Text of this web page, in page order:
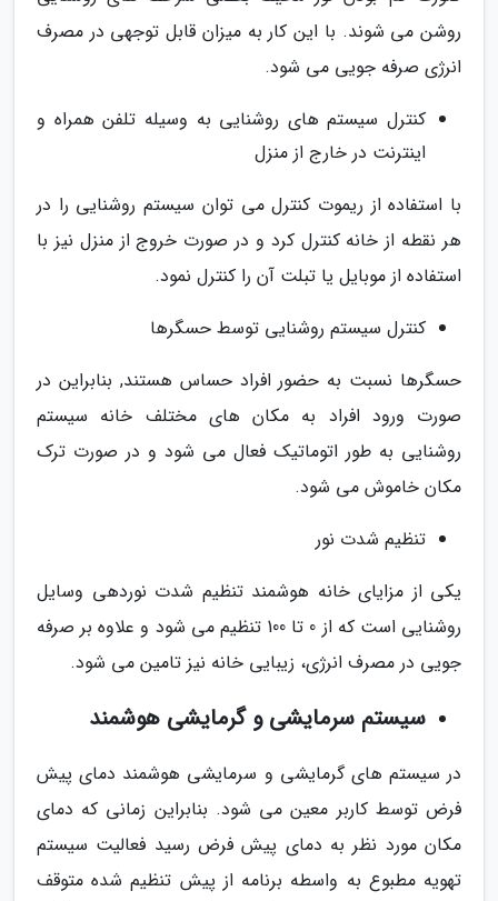
روشن می شوند. با این کار به میزان قابل توجهی در مصرف
انرژی صرفه جویی می شود.
کنترل سیستم های روشنایی به وسیله تلفن همراه و
اینترنت در خارج از منزل
با استفاده از ریموت کنترل می توان سیستم روشنایی را در
هر نقطه از خانه کنترل کرد و در صورت خروج از منزل نیز با
استفاده از موبایل یا تبلت آن را کنترل نمود.
کنترل سیستم روشنایی توسط حسگرها
حسگرها نسبت به حضور افراد حساس هستند, بنابراین در
صورت ورود افراد به مکان های مختلف خانه سیستم
روشنایی به طور اتوماتیک فعال می شود و در صورت ترک
مکان خاموش می شود.
تنظیم شدت نور
یکی از مزایای خانه هوشمند تنظیم شدت نوردهی وسایل
روشنایی است که از 0 تا 100 تنظیم می شود و علاوه بر صرفه
جویی در مصرف انرژی، زیبایی خانه نیز تامین می شود.
سیستم سرمایشی و گرمایشی هوشمند
در سیستم های گرمایشی و سرمایشی هوشمند دمای پیش
فرض توسط کاربر معین می شود. بنابراین زمانی که دمای
مکان مورد نظر به دمای پیش فرض رسید فعالیت سیستم
تهویه مطبوع به واسطه برنامه از پیش تنظیم شده متوقف